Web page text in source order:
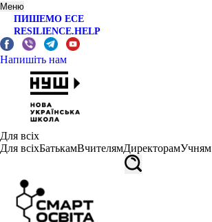
Меню
ПИШЕМО ЕСЕ
RESILIENCE.HELP
Напишіть нам
Для всіх
Для всіхБатькамВчителямДиректорамУчням